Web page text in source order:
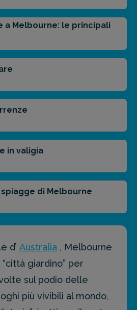
Medio Punti chiave
personalizzato per la tua
di viaggio.
a Melbourne: le principali
in valigia
di Melbourne
d’ Australia , Melbourne
giardino” per
sul podio delle
più vivibili al mondo,